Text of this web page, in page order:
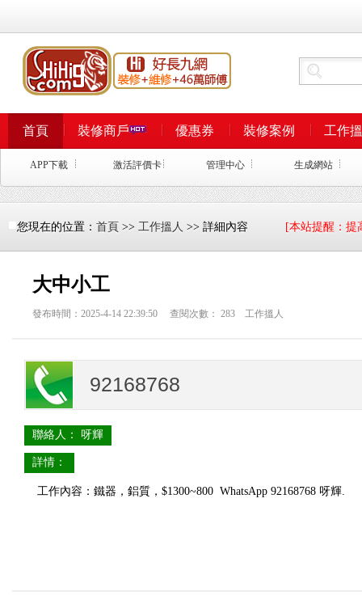
首頁 裝修商戶 優惠券 裝修案例 工作
APP下載 激活評價卡 管理中心 生成網站
您現在的位置： 首頁 >> 工作搵人 >> 詳細內容 [本站提醒：提
大中小工
發布時間：2025-4-14 22:39:50 查閱次數： 283 工作搵人
92168768
聯絡人： 呀輝
詳情：
工作內容：鐵器，鋁質，$1300~800 WhatsApp 92168768 呀輝.